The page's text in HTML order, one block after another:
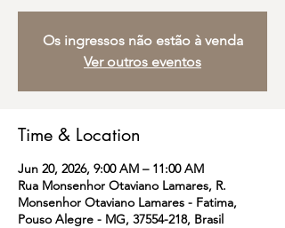
Os ingressos não estão à venda
Ver outros eventos
Time & Location
Jun 20, 2026, 9:00 AM – 11:00 AM
Rua Monsenhor Otaviano Lamares, R.
Monsenhor Otaviano Lamares - Fatima,
Pouso Alegre - MG, 37554-218, Brasil